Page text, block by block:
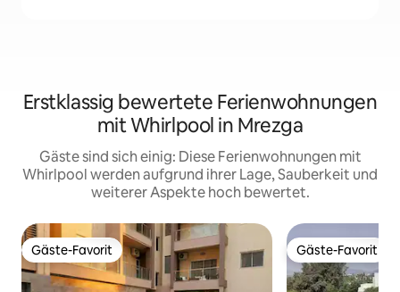
Erstklassig bewertete Ferienwohnungen
mit Whirlpool in Mrezga
Gäste sind sich einig: Diese Ferienwohnungen mit
Whirlpool werden aufgrund ihrer Lage, Sauberkeit und
weiterer Aspekte hoch bewertet.
Gäste-Favorit
Gäste-Favorit Gäste-Favorit
Gäste-Favorit